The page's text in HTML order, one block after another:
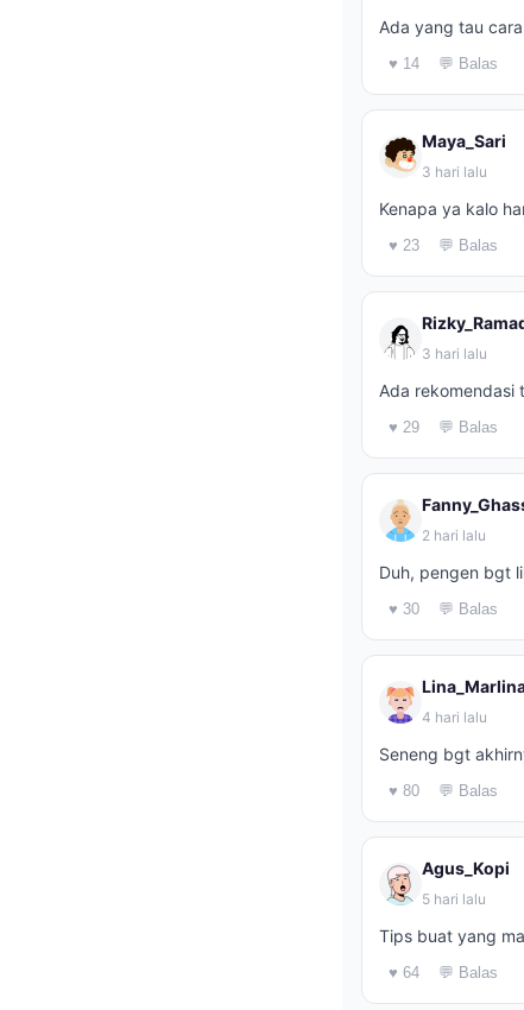
Ada yang tau
♥ 14 💬 Balas
Maya_Sari
3 hari lalu
Kenapa ya kalo
♥ 23 💬 Balas
3 hari lalu
Ada rekomendasi
♥ 29 💬 Balas
2 hari lalu
Duh, pengen bgt
♥ 30 💬 Balas
4 hari lalu
Seneng bgt
♥ 80 💬 Balas
Agus_Kopi
5 hari lalu
Tips buat yang
♥ 64 💬 Balas